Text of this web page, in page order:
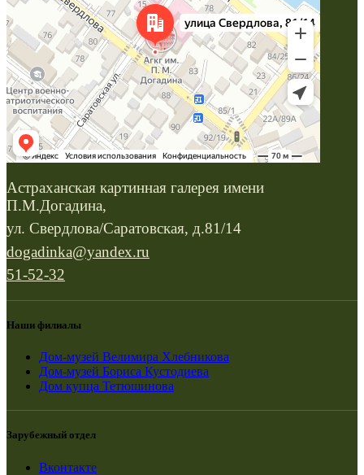
Астраханская картинная галерея имени
П.М.Догадина,
ул. Свердлова/Саратовская, д.81/14
dogadinka@yandex.ru
51-52-32
Наши филиалы
Дом-музей Велимира Хлебникова
Дом-музей Бориса Кустодиева
Дом купца Тетюшинова
Зарубежный отдел
Вконтакте